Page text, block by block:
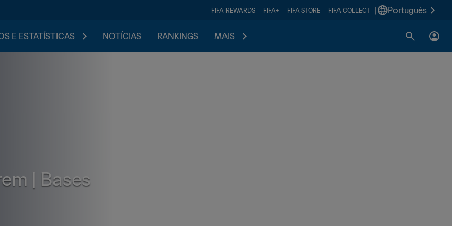
FIFA REWARDS FIFA+ FIFA STORE FIFA COLLECT Português
E ESTATÍSTICAS NOTÍCIAS RANKINGS MAIS
| Bases